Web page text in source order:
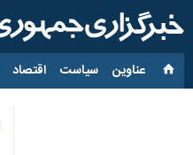
عناوین‌ سیاست اقتصاد